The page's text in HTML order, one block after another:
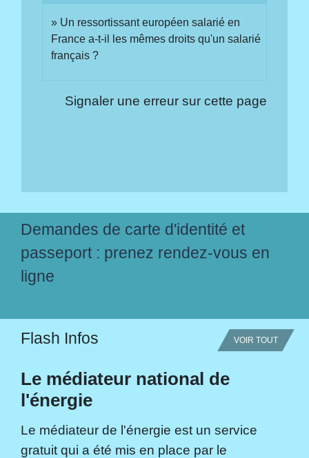
Un ressortissant européen salarié en
France a-t-il les mêmes droits qu'un salarié
français ?
Signaler une erreur sur cette page
Demandes de carte d'identité et
passeport : prenez rendez-vous en
ligne
Flash Infos VOIR TOUT
Le médiateur national de
l'énergie
Le médiateur de l'énergie est un service
gratuit qui a été mis en place par le